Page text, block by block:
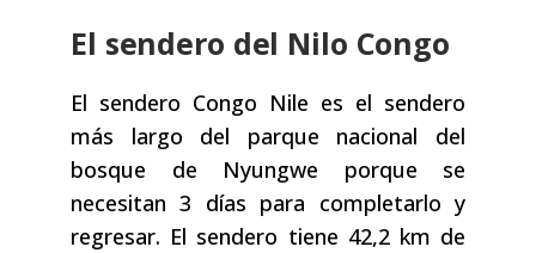
El sendero del Nilo Congo
El sendero Congo Nile es el sendero
más largo del parque nacional del
bosque de Nyungwe porque se
necesitan 3 días para completarlo y
regresar. El sendero tiene 42,2 km de